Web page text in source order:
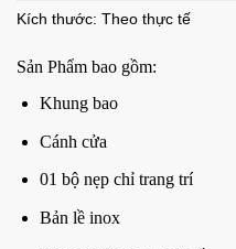
Kích thước: Theo thực tế
Sản Phẩm bao gồm:
Khung bao
Cánh cửa
01 bộ nẹp chỉ trang trí
Bản lề inox